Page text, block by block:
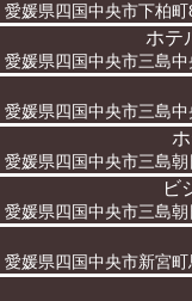
愛媛県四国中央市下柏
ホテ
愛媛県四国中央市三島
愛媛県四国中央市三島
愛媛県四国中央市三島
ビ
愛媛県四国中央市三島
愛媛県四国中央市新宮